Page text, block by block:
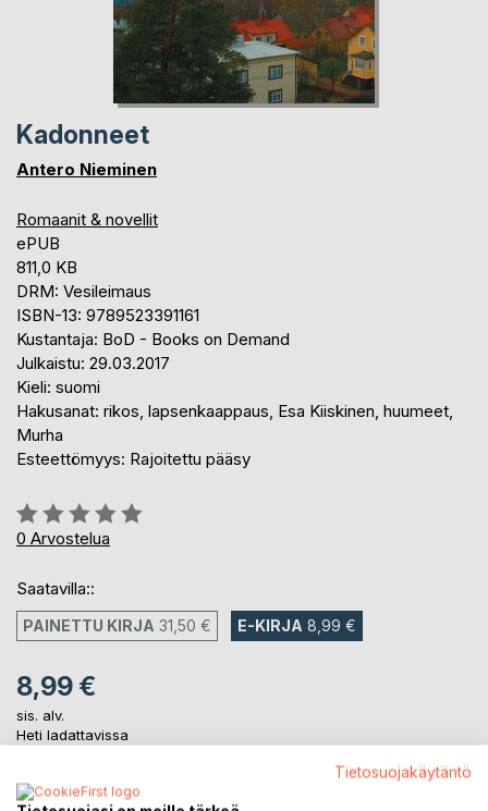
Kadonneet
Antero Nieminen
Romaanit & novellit
ePUB
811,0 KB
DRM: Vesileimaus
ISBN-13: 9789523391161
Kustantaja: BoD - Books on Demand
Julkaistu: 29.03.2017
Kieli: suomi
Hakusanat: rikos, lapsenkaappaus, Esa Kiiskinen, huumeet,
Murha
Esteettömyys: Rajoitettu pääsy
Arvostelu::
0%
0 Arvostelua
Saatavilla::
PAINETTU KIRJA 31,50 € E-KIRJA 8,99 €
8,99 €
sis. alv.
Heti ladattavissa
Tietosuojakäytäntö